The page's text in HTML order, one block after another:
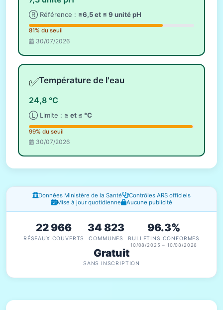
Ⓡ Référence : ≥6,5 et ≤ 9 unité pH
81% du seuil
30/07/2026
✅Température de l'eau
24,8 °C
Ⓛ Limite : ≥ et ≤ °C
99% du seuil
30/07/2026
Fenêtres d'information
Données Ministère de la Santé
Contrôles ARS officiels
Mise à jour quotidienne
Aucune publicité
22 966
RÉSEAUX COUVERTS
34 823
COMMUNES
96.3%
BULLETINS CONFORMES
10/08/2025 – 10/08/2026
Gratuit
SANS INSCRIPTION